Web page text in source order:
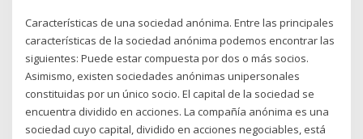
Características de una sociedad anónima. Entre las principales
características de la sociedad anónima podemos encontrar las
siguientes: Puede estar compuesta por dos o más socios.
Asimismo, existen sociedades anónimas unipersonales
constituidas por un único socio. El capital de la sociedad se
encuentra dividido en acciones. La compañía anónima es una
sociedad cuyo capital, dividido en acciones negociables, está